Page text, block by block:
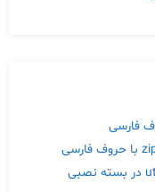
رفع خطای utf8_general_ci: Fail در بسته نصبی